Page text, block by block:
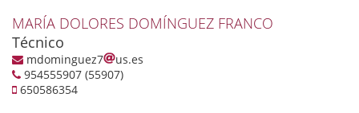
MARÍA DOLORES DOMÍNGUEZ FRANCO
Técnico
mdominguez7
us.es
954555907 (55907)
650586354